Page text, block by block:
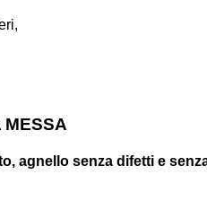
MESSA
agnello senza difetti e